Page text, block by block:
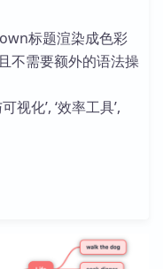
标题渲染成色彩
不需要额外的语法操
视化’, ‘效率工具’,